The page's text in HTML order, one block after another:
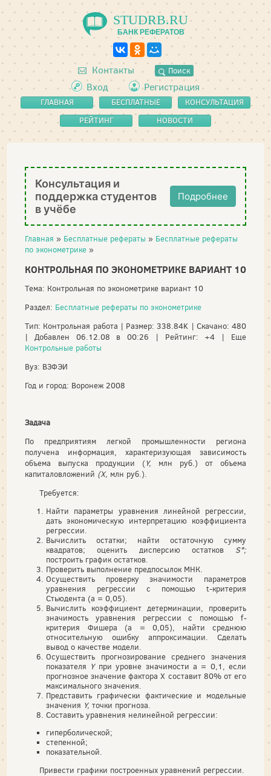
STUDRB.RU
БАНК РЕФЕРАТОВ
Контакты Поиск
Вход Регистрация
ГЛАВНАЯ
БЕСПЛАТНЫЕ
РЕФЕРАТЫ
КОНСУЛЬТАЦИЯ
РЕЙТИНГ
НОВОСТИ
Консультация и
поддержка студентов
в учёбе
Подробнее
Главная » Бесплатные рефераты » Бесплатные рефераты
по эконометрике »
КОНТРОЛЬНАЯ ПО ЭКОНОМЕТРИКЕ ВАРИАНТ 10
Тема: Контрольная по эконометрике вариант 10
Раздел: Бесплатные рефераты по эконометрике
Тип: Контрольная работа | Размер: 338.84K | Скачано: 480
| Добавлен 06.12.08 в 00:26 | Рейтинг: +4 | Еще
Контрольные работы
Вуз: ВЗФЭИ
Год и город: Воронеж 2008
Задача
По предприятиям легкой промышленности региона
получена информация, характеризующая зависимость
объема выпуска про­дукции (Y, млн руб.) от объема
капиталовложений (X, млн руб.).
Требуется:
Найти параметры уравнения линейной регрессии,
дать эко­номическую интерпретацию коэффициента
регрессии.
Вычислить остатки; найти остаточную сумму
квадратов; оце­нить дисперсию остатков S*;
построить график остатков.
Проверить выполнение предпосылок МНК.
Осуществить проверку значимости параметров
уравнения регрессии с помощью t-критерия
Стьюдента (а = 0,05).
Вычислить коэффициент детерминации, проверить
значимость уравнения регрессии с помощью f-
критерия Фишера (а = 0,05), найти среднюю
относительную ошибку аппроксимации. Сделать
вывод о качестве модели.
Осуществить прогнозирование среднего значения
показате­ля Yпри уровне значимости а = 0,1, если
прогнозное значе­ние фактора Х составит 80% от его
максимального значения.
Представить графически фактические и модельные
значе­ния Y, точки прогноза.
Составить уравнения нелинейной регрессии:
гиперболической;
степенной;
показательной.
Привести графики построенных уравнений регрессии.